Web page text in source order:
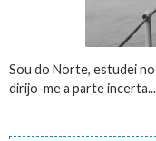
Sou do Norte, estudei
dirijo-me a parte incerta...